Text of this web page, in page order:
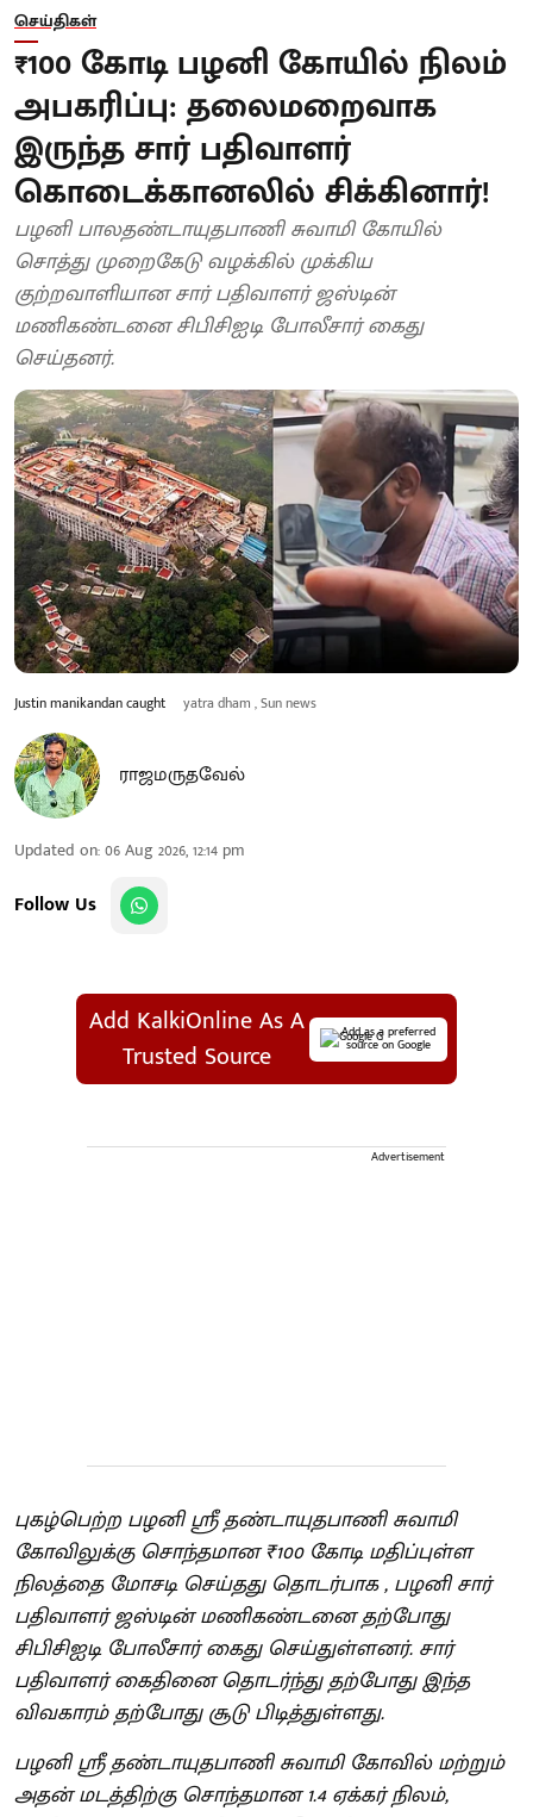
செய்திகள்
₹100 கோடி பழனி கோயில் நிலம்
அபகரிப்பு: தலைமறைவாக
இருந்த சார் பதிவாளர்
கொடைக்கானலில் சிக்கினார்!
பழனி பாலதண்டாயுதபாணி சுவாமி கோயில்
சொத்து முறைகேடு வழக்கில் முக்கிய
குற்றவாளியான சார் பதிவாளர் ஜஸ்டின்
மணிகண்டனை சிபிசிஐடி போலீசார் கைது
செய்தனர்.
Justin manikandan caught yatra dham , Sun news
ராஜமருதவேல்
Updated on:06 Aug 2026, 12:14 pm
Follow Us
Add KalkiOnline As A
Trusted Source
Add as a preferred
source on Google
Advertisement
புகழ்பெற்ற பழனி ஶ்ரீ தண்டாயுதபாணி சுவாமி
கோவிலுக்கு சொந்தமான ₹100 கோடி மதிப்புள்ள
நிலத்தை மோசடி செய்தது தொடர்பாக , பழனி சார்
பதிவாளர் ஜஸ்டின் மணிகண்டனை தற்போது
சிபிசிஐடி போலீசார் கைது செய்துள்ளனர். சார்
பதிவாளர் கைதினை தொடர்ந்து தற்போது இந்த
விவகாரம் தற்போது சூடு பிடித்துள்ளது.
பழனி ஶ்ரீ தண்டாயுதபாணி சுவாமி கோவில் மற்றும்
அதன் மடத்திற்கு சொந்தமான 1.4 ஏக்கர் நிலம்,